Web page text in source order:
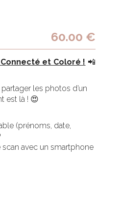
60.00 €
et Coloré ! 📲
les photos d’un
est là ! 😍
(prénoms, date,
scan avec un smartphone